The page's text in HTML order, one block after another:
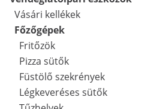
Vásári kellékek
Főzőgépek
Fritőzök
Pizza sütők
Füstölő szekrények
Légkeveréses sütők